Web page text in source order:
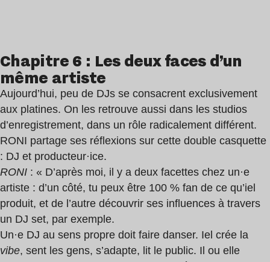
Chapitre 6 : Les deux faces d’un
même artiste
Aujourd’hui, peu de DJs se consacrent exclusivement
aux platines. On les retrouve aussi dans les studios
d’enregistrement, dans un rôle radicalement différent.
RONI partage ses réflexions sur cette double casquette
: DJ et producteur·ice.
RONI : « D’après moi, il y a deux facettes chez un·e
artiste : d’un côté, tu peux être 100 % fan de ce qu’iel
produit, et de l’autre découvrir ses influences à travers
un DJ set, par exemple.
Un·e DJ au sens propre doit faire danser. Iel crée la
vibe, sent les gens, s’adapte, lit le public. Il ou elle